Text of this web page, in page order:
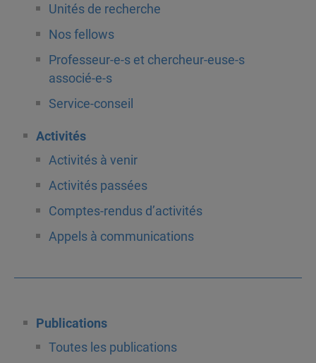
Unités de recherche
Nos fellows
Professeur-e-s et chercheur-euse-s
associé-e-s
Service-conseil
Activités
Activités à venir
Activités passées
Comptes-rendus d’activités
Appels à communications
Publications
Toutes les publications